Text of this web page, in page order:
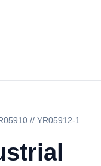
// YR05912-1